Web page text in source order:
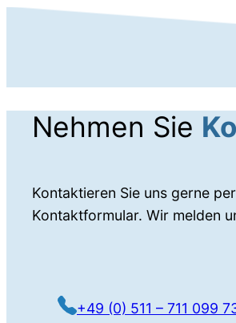
Nehmen Sie
Kontaktieren Sie uns gerne
Kontaktformular. Wir melden
+49 (0) 511 – 711 099